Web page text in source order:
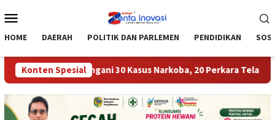
ke
Mobile
HOME DAERAH POLITIK DAN PARLEMEN PENDIDIKAN
Konten Spesial
Tangani 30 Kasus Narkoba, 20 Perkara Telah P21